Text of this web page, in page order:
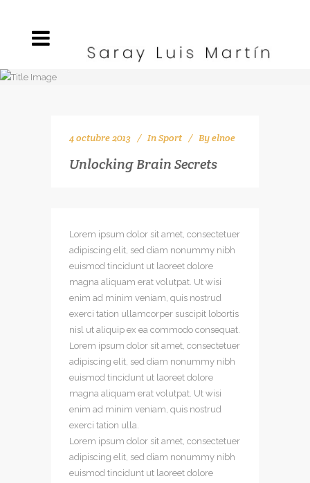
4 octubre 2013 InSport Byelnoe
Unlocking Brain Secrets
Lorem ipsum dolor sit amet, consectetuer
adipiscing elit, sed diam nonummy nibh
euismod tincidunt ut laoreet dolore
magna aliquam erat volutpat. Ut wisi
enim ad minim veniam, quis nostrud
exerci tation ullamcorper suscipit lobortis
nisl ut aliquip ex ea commodo consequat.
Lorem ipsum dolor sit amet, consectetuer
adipiscing elit, sed diam nonummy nibh
euismod tincidunt ut laoreet dolore
magna aliquam erat volutpat. Ut wisi
enim ad minim veniam, quis nostrud
exerci tation ulla.
Lorem ipsum dolor sit amet, consectetuer
adipiscing elit, sed diam nonummy nibh
euismod tincidunt ut laoreet dolore